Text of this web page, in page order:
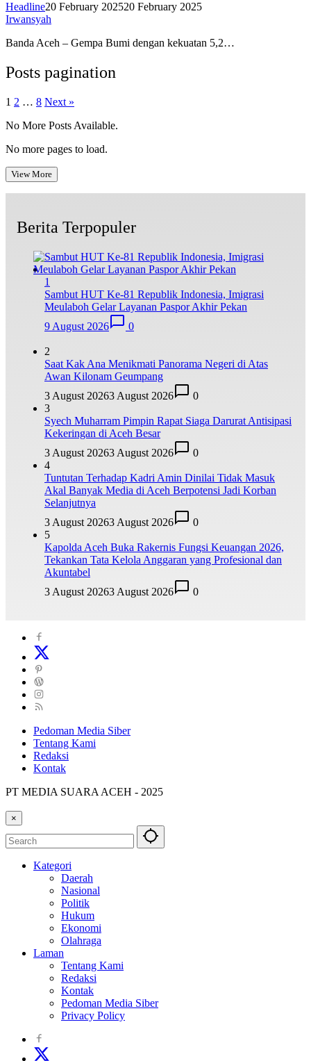
Headline20 February 202520 February 2025
Irwansyah
Banda Aceh – Gempa Bumi dengan kekuatan 5,2…
Posts pagination
1 2 … 8 Next »
No More Posts Available.
No more pages to load.
View More
Berita Terpopuler
1
Sambut HUT Ke-81 Republik Indonesia, Imigrasi
Meulaboh Gelar Layanan Paspor Akhir Pekan
9 August 2026
0
2
Saat Kak Ana Menikmati Panorama Negeri di Atas
Awan Kilonam Geumpang
3 August 20263 August 2026
0
3
Syech Muharram Pimpin Rapat Siaga Darurat Antisipasi
Kekeringan di Aceh Besar
3 August 20263 August 2026
0
4
Tuntutan Terhadap Kadri Amin Dinilai Tidak Masuk
Akal Banyak Media di Aceh Berpotensi Jadi Korban
Selanjutnya
3 August 20263 August 2026
0
5
Kapolda Aceh Buka Rakernis Fungsi Keuangan 2026,
Tekankan Tata Kelola Anggaran yang Profesional dan
Akuntabel
3 August 20263 August 2026 0
Pedoman Media Siber
Tentang Kami
Redaksi
Kontak
PT MEDIA SUARA ACEH - 2025
×
Kategori
Daerah
Nasional
Politik
Hukum
Ekonomi
Olahraga
Laman
Tentang Kami
Redaksi
Kontak
Pedoman Media Siber
Privacy Policy